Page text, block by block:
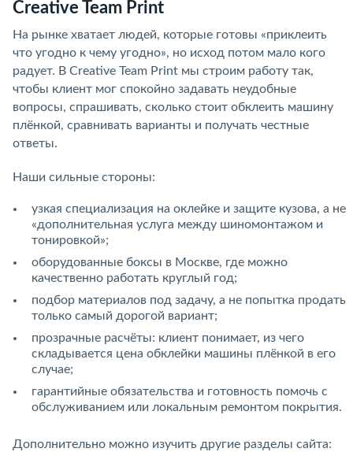
Creative Team Print
На рынке хватает людей, которые готовы «приклеить
что угодно к чему угодно», но исход потом мало кого
радует. В Creative Team Print мы строим работу так,
чтобы клиент мог спокойно задавать неудобные
вопросы, спрашивать, сколько стоит обклеить машину
плёнкой, сравнивать варианты и получать честные
ответы.
Наши сильные стороны:
узкая специализация на оклейке и защите кузова, а не
«дополнительная услуга между шиномонтажом и
тонировкой»;
оборудованные боксы в Москве, где можно
качественно работать круглый год;
подбор материалов под задачу, а не попытка продать
только самый дорогой вариант;
прозрачные расчёты: клиент понимает, из чего
складывается цена обклейки машины плёнкой в его
случае;
гарантийные обязательства и готовность помочь с
обслуживанием или локальным ремонтом покрытия.
Дополнительно можно изучить другие разделы сайта: